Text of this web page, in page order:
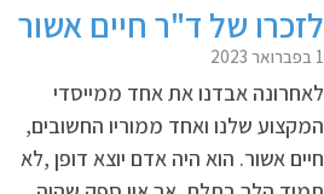
לזכרו של ד"ר חיים אשור
1 בפברואר 2023
לאחרונה אבדנו את אחד ממייסדי
המקצוע שלנו ואחד ממוריו החשובים,
חיים אשור. הוא היה אדם יוצא דופן ,לא